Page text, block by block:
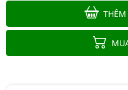
THÊM
Máy
)
Liên